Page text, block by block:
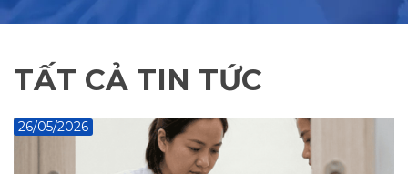
TẤT CẢ TIN TỨC
26/05/2026